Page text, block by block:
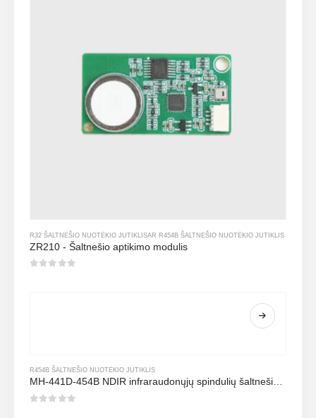
R32 ŠALTNEŠIO NUOTĖKIO JUTIKLISAR R454B ŠALTNEŠIO NUOTĖKIO JUTIKLIS
ZR210 - Šaltnešio aptikimo modulis
R454B ŠALTNEŠIO NUOTĖKIO JUTIKLIS
MH-441D-454B NDIR infraraudonųjų spindulių šaltnešio jutiklis